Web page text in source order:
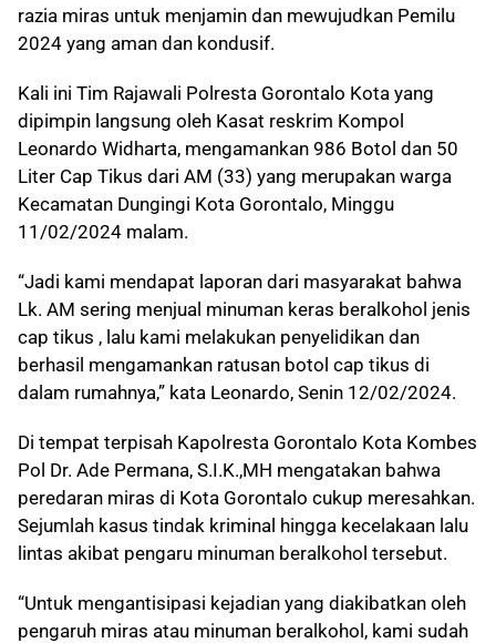
razia miras untuk menjamin dan mewujudkan Pemilu
2024 yang aman dan kondusif.
Kali ini Tim Rajawali Polresta Gorontalo Kota yang
dipimpin langsung oleh Kasat reskrim Kompol
Leonardo Widharta, mengamankan 986 Botol dan 50
Liter Cap Tikus dari AM (33) yang merupakan warga
Kecamatan Dungingi Kota Gorontalo, Minggu
11/02/2024 malam.
“Jadi kami mendapat laporan dari masyarakat bahwa
Lk. AM sering menjual minuman keras beralkohol jenis
cap tikus , lalu kami melakukan penyelidikan dan
berhasil mengamankan ratusan botol cap tikus di
dalam rumahnya,” kata Leonardo, Senin 12/02/2024.
Di tempat terpisah Kapolresta Gorontalo Kota Kombes
Pol Dr. Ade Permana, S.I.K.,MH mengatakan bahwa
peredaran miras di Kota Gorontalo cukup meresahkan.
Sejumlah kasus tindak kriminal hingga kecelakaan lalu
lintas akibat pengaru minuman beralkohol tersebut.
“Untuk mengantisipasi kejadian yang diakibatkan oleh
pengaruh miras atau minuman beralkohol, kami sudah